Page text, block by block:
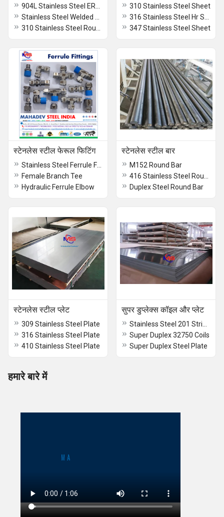
310 Stainless Steel Sheet
347 Stainless Steel Sheet
स्टेनलेस स्टील फेरूल फिटिंग
Female Branch Tee
Hydraulic Ferrule Elbow
स्टेनलेस स्टील बार
M152 Round Bar
Duplex Steel Round Bar
स्टेनलेस स्टील प्लेट
309 Stainless Steel Plate
316 Stainless Steel Plate
410 Stainless Steel Plate
सुपर डुप्लेक्स कॉइल और प्लेट
Super Duplex 32750 Coils
Super Duplex Steel Plate
हमारे बारे में